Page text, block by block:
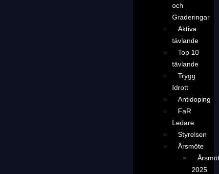
och
Graderingar
Aktiva
tävlande
Top 10
tävlande
Trygg
Idrott
Antidoping
FaR
Ledare
Styrelsen
Årsmöte
2025